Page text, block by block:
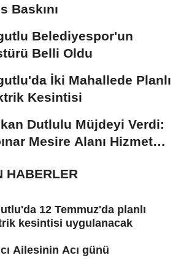
Baskını
Belediyespor'un
Belli Oldu
İki Mahallede Planlı
Kesintisi
Dutlulu Müjdeyi Verdi:
Mesire Alanı Hizmete
HABERLER
12 Temmuz'da planlı
kesintisi uygulanacak
Ailesinin Acı günü